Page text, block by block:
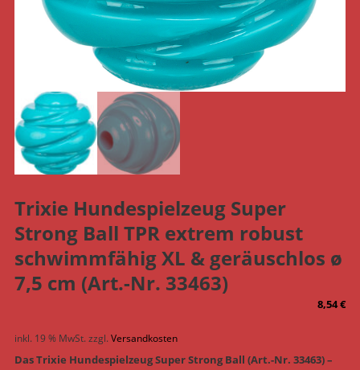
Trixie Hundespielzeug Super
Strong Ball TPR extrem robust
schwimmfähig XL & geräuschlos ø
7,5 cm (Art.-Nr. 33463)
8,54€
inkl. 19 % MwSt. zzgl. Versandkosten
Das Trixie Hundespielzeug Super Strong Ball (Art.-Nr. 33463) –